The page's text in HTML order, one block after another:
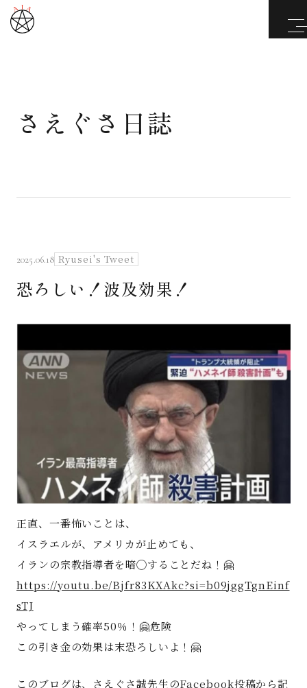
武道と医道
さえぐさ日誌
映像庫
Godo AIAとは
特定商取引法に基づく表記
さえぐさ日誌
2025.06.18 Ryusei's Tweet
恐ろしい！波及効果！
正直、一番怖いことは、
イスラエルが、アメリカが止めても、
イランの宗教指導者を暗◯することだね！🤗
https://youtu.be/Bjfr83KXAkc?si=b09jggTgnEinf
sTJ
やってしまう確率50％！🤗危険
この引き金の効果は末恐ろしいよ！🤗
このブログは、さえぐさ誠先生のFacebook投稿から記